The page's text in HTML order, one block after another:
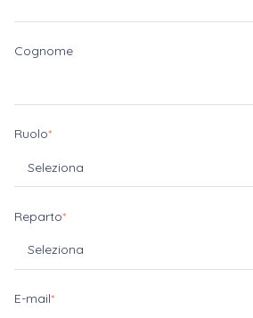
Cognome
Ruolo*
Reparto*
E-mail*